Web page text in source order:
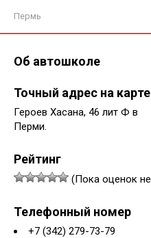
Пермь
Об автошколе
Точный адрес на карте
Героев Хасана, 46 лит Ф в
Перми.
Рейтинг
(Пока оценок
Телефонный номер
+7 (342) 279-73-79